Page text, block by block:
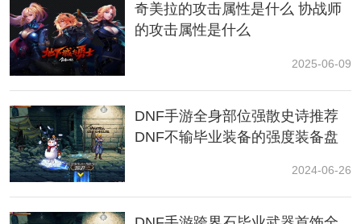
②迷你商店可以购买稀有＆神器宠物装备
③在商城或者拍卖行购买罗特斯宠物装备礼包
奇美拉的攻击属性是什么 协战师
的攻击属性是什么
2025-06-09
DNF手游全身部位强散史诗推荐
DNF不输毕业装备的强度装备盘
2024-06-26